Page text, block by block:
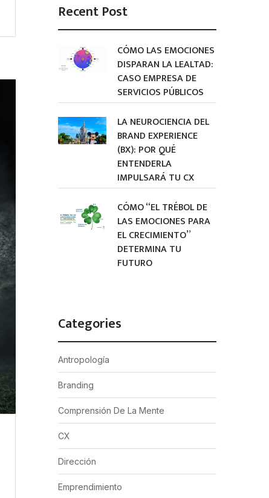
Recent Post
CÓMO LAS EMOCIONES
DISPARAN LA LEALTAD:
CASO EMPRESA DE
SERVICIOS PÚBLICOS
LA NEUROCIENCIA DEL
BRAND EXPERIENCE
(BX): POR QUÉ
ENTENDERLA
IMPULSARÁ TU CX
CÓMO “EL TRÉBOL DE
LAS EMOCIONES PARA
EL CRECIMIENTO”
DETERMINA TU
FUTURO
Categories
Antropología
Branding
Comprensión De La Mente
CX
Dirección
Emprendimiento